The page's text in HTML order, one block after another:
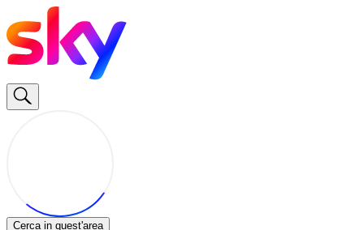
Cerca in quest'area